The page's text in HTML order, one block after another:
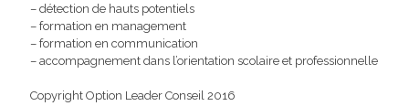
– détection de hauts potentiels
– formation en management
– formation en communication
– accompagnement dans l’orientation scolaire et professionnelle
Copyright Option Leader Conseil 2016